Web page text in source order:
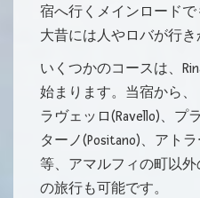
宿へ行くメインロードで
大昔には人やロバが行き
いくつかのコースは、
始まります。当宿から、
ラヴェッロ(Ravello)、プ
ターノ(Positano)、アト
等、アマルフィの町以
の旅行も可能です。